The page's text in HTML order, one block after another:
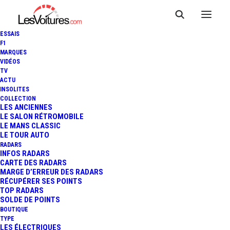
ESSAIS
F1
MARQUES
VIDÉOS
TV
ACTU
INSOLITES
COLLECTION
LES ANCIENNES
LE SALON RÉTROMOBILE
LE MANS CLASSIC
LE TOUR AUTO
RADARS
INFOS RADARS
CARTE DES RADARS
MARGE D’ERREUR DES RADARS
RÉCUPÉRER SES POINTS
TOP RADARS
SOLDE DE POINTS
BOUTIQUE
TYPE
LES ÉLECTRIQUES
17 mars 2025
VIDÉO : LE SYSTÈME DE